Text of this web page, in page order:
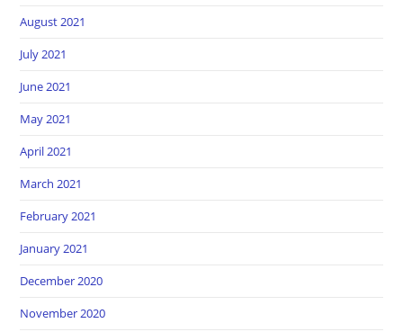
August 2021
July 2021
June 2021
May 2021
April 2021
March 2021
February 2021
January 2021
December 2020
November 2020